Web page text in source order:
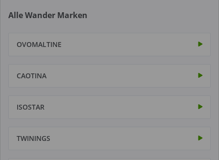
Alle Wander Marken
OVOMALTINE
CAOTINA
ISOSTAR
TWININGS